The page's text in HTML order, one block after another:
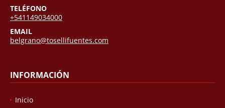
TELÉFONO
+541149034000
EMAIL
belgrano@tosellifuentes.com
INFORMACIÓN
Inicio